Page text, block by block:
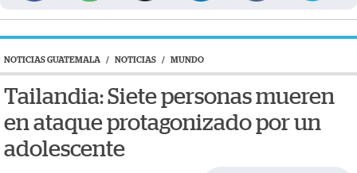
NOTICIAS GUATEMALA / NOTICIAS / MUNDO
Tailandia: Siete personas mueren
en ataque protagonizado por un
adolescente